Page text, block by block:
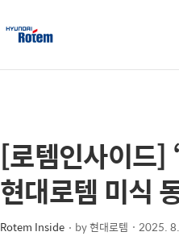
상
세
컨
텐
본
문
제
목
[로템인사이드]
현대로템 미식
Rotem Inside by현대로템 2025.